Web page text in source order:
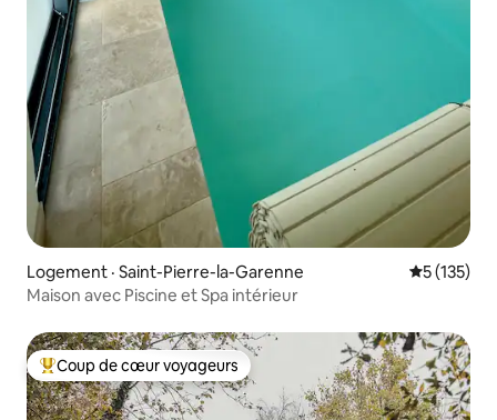
Logement · Saint-Pierre-la-Garenne Note
5 (135)
Maison avec Piscine et Spa intérieur
Coup de cœur voyageurs parmi les plus aimés
Coup de cœur voyageurs